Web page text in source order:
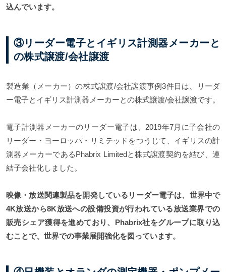
込んでいます。
③リーダー電子とイギリス計測器メーカーと
の株式譲渡/会社譲渡
製造業（メーカー）の株式譲渡/会社譲渡事例3件目は、リーダ
ー電子とイギリス計測器メーカーとの株式譲渡/会社譲渡です。
電子計測器メーカーのリーダー電子は、2019年7月に子会社の
リーダー・ヨーロッパ・リミテッドをつうじて、イギリスの計
測器メーカーであるPhabrix Limitedと株式譲渡契約を結び、連
結子会社化しました。
映像・放送関連製品を開発しているリーダー電子は、世界中で
4K放送から8K放送への設備投資が行われている放送業界での
販売シェア獲得を進めており、Phabrix社をグループに取り込
むことで、世界での事業展開強化を図っています。